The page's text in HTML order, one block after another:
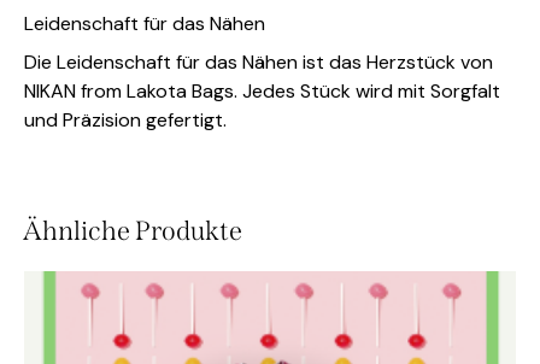
Leidenschaft für das Nähen
Die Leidenschaft für das Nähen ist das Herzstück von
NIKAN from Lakota Bags. Jedes Stück wird mit Sorgfalt
und Präzision gefertigt.
Ähnliche Produkte